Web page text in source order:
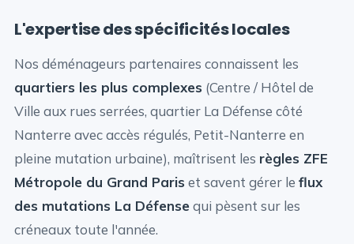
L'expertise des spécificités locales
Nos déménageurs partenaires connaissent les
quartiers les plus complexes (Centre / Hôtel de
Ville aux rues serrées, quartier La Défense côté
Nanterre avec accès régulés, Petit-Nanterre en
pleine mutation urbaine), maîtrisent les règles ZFE
Métropole du Grand Paris et savent gérer le flux
des mutations La Défensequi pèsent sur les
créneaux toute l'année.